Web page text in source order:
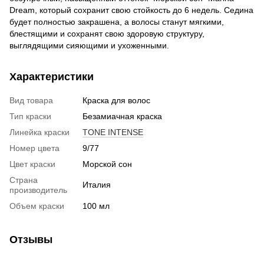
Dream, который сохранит свою стойкость до 6 недель. Седина
будет полностью закрашена, а волосы станут мягкими,
блестящими и сохранят свою здоровую структуру,
выглядящими сияющими и ухоженными.
Характеристики
Вид товара
Краска для волос
Тип краски
Безамиачная краска
Линейка краски
TONE INTENSE
Номер цвета
9/77
Цвет краски
Морской сон
Страна
производитель
Италия
Объем краски 100 мл
Отзывы